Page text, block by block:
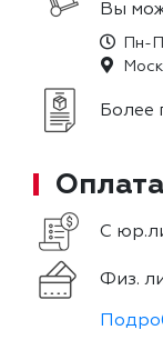
Вы
Пн-
Более
Оплата
С
Физ.